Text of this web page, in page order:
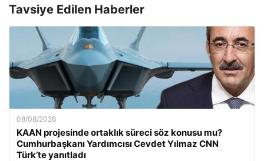
Tavsiye Edilen Haberler
08/08/2026
KAAN projesinde ortaklık süreci söz konusu mu?
Cumhurbaşkanı Yardımcısı Cevdet Yılmaz CNN
Türk’te yanıtladı